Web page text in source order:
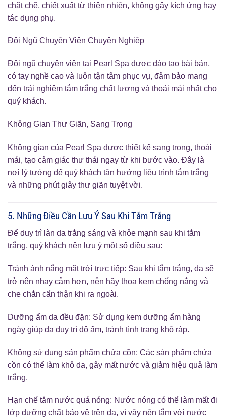
chặt chẽ, chiết xuất từ thiên nhiên, không gây kích ứng hay
tác dụng phụ.
Đội Ngũ Chuyên Viên Chuyên Nghiệp
Đội ngũ chuyên viên tại Pearl Spa được đào tạo bài bản,
có tay nghề cao và luôn tận tâm phục vụ, đảm bảo mang
đến trải nghiệm tắm trắng chất lượng và thoải mái nhất cho
quý khách.
Không Gian Thư Giãn, Sang Trọng
Không gian của Pearl Spa được thiết kế sang trọng, thoải
mái, tạo cảm giác thư thái ngay từ khi bước vào. Đây là
nơi lý tưởng để quý khách tận hưởng liệu trình tắm trắng
và những phút giây thư giãn tuyệt vời.
5. Những Điều Cần Lưu Ý Sau Khi Tắm Trắng
Để duy trì làn da trắng sáng và khỏe mạnh sau khi tắm
trắng, quý khách nên lưu ý một số điều sau:
Tránh ánh nắng mặt trời trực tiếp: Sau khi tắm trắng, da sẽ
trở nên nhạy cảm hơn, nên hãy thoa kem chống nắng và
che chắn cẩn thận khi ra ngoài.
Dưỡng ẩm da đều đặn: Sử dụng kem dưỡng ẩm hàng
ngày giúp da duy trì độ ẩm, tránh tình trạng khô ráp.
Không sử dụng sản phẩm chứa cồn: Các sản phẩm chứa
cồn có thể làm khô da, gây mất nước và giảm hiệu quả làm
trắng.
Hạn chế tắm nước quá nóng: Nước nóng có thể làm mất đi
lớp dưỡng chất bảo vệ trên da, vì vậy nên tắm với nước